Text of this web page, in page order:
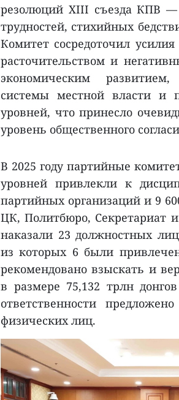
резолюций XIII съезда КПВ —
трудностей, стихийных
Комитет сосредоточил
расточительством и
экономическим
системы местной власти и
уровней, что принесло
уровень общественного
В 2025 году партийные
уровней привлекли к
партийных организаций и 9
ЦК, Политбюро, Секретариат
наказали 23 должностных
из которых 6 были
рекомендовано взыскать и
в размере 75,132 трлн
ответственности
физических лиц.